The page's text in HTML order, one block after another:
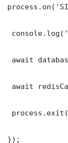
await
await
});